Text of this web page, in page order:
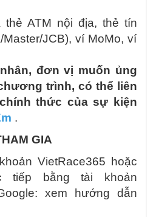
thẻ ATM nội địa, thẻ tín
JCB), ví MoMo, ví
đơn vị muốn ủng
trình, có thể liên
thức của sự kiện
.
GIA
VietRace365 hoặc
tiếp bằng tài khoản
xem hướng dẫn